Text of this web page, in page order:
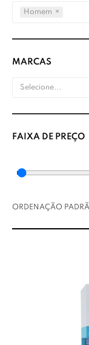
Homem ×
MARCAS
Selecione...
FAIXA DE PREÇO